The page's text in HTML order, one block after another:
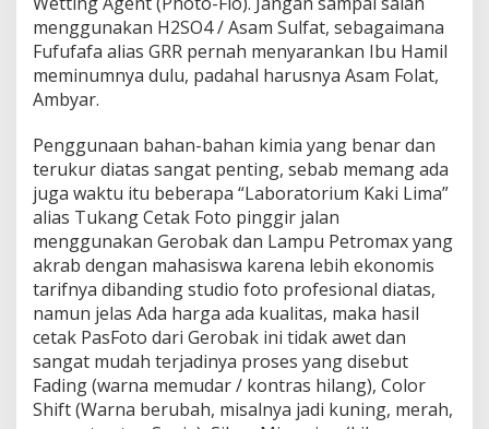
menggunakan H2SO4 / Asam Sulfat, sebagaimana
Fufufafa alias GRR pernah menyarankan Ibu Hamil
meminumnya dulu, padahal harusnya Asam Folat,
Ambyar.
Penggunaan bahan-bahan kimia yang benar dan
terukur diatas sangat penting, sebab memang ada
juga waktu itu beberapa “Laboratorium Kaki Lima”
alias Tukang Cetak Foto pinggir jalan
menggunakan Gerobak dan Lampu Petromax yang
akrab dengan mahasiswa karena lebih ekonomis
tarifnya dibanding studio foto profesional diatas,
namun jelas Ada harga ada kualitas, maka hasil
cetak PasFoto dari Gerobak ini tidak awet dan
sangat mudah terjadinya proses yang disebut
Fading (warna memudar / kontras hilang), Color
Shift (Warna berubah, misalnya jadi kuning, merah,